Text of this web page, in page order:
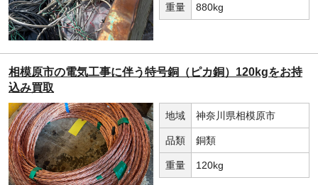
重量 880kg
相模原市の電気工事に伴う特号銅（ピカ銅）120kgをお持
込み買取
地域 神奈川県相模原市
品類 銅類
重量 120kg